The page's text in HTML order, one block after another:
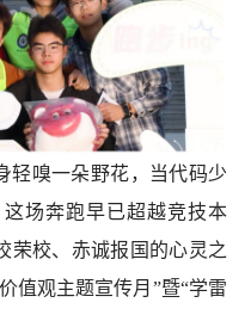
轻嗅一朵野花，当代码少
场奔跑早已超越竞技本
荣校、赤诚报国的心灵之
值观主题宣传月”暨“学雷